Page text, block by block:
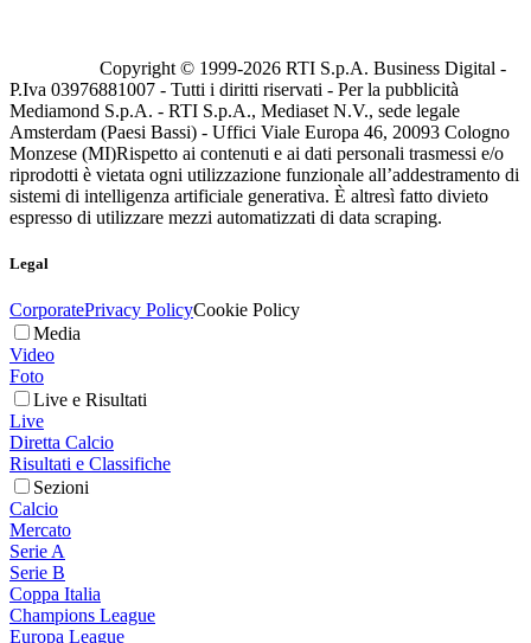
Copyright © 1999-2026 RTI S.p.A. Business Digital -
P.Iva 03976881007 - Tutti i diritti riservati - Per la pubblicità
Mediamond S.p.A. - RTI S.p.A., Mediaset N.V., sede legale
Amsterdam (Paesi Bassi) - Uffici Viale Europa 46, 20093 Cologno
Monzese (MI)Rispetto ai contenuti e ai dati personali trasmessi e/o
riprodotti è vietata ogni utilizzazione funzionale all’addestramento di
sistemi di intelligenza artificiale generativa. È altresì fatto divieto
espresso di utilizzare mezzi automatizzati di data scraping.
Legal
CorporatePrivacy PolicyCookie Policy
Media
Video
Foto
Live e Risultati
Live
Diretta Calcio
Risultati e Classifiche
Sezioni
Calcio
Mercato
Serie A
Serie B
Coppa Italia
Champions League
Europa League